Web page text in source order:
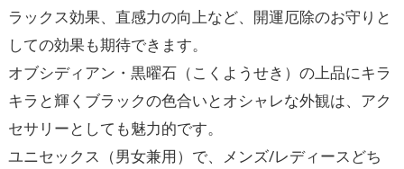
ラックス効果、直感力の向上など、開運厄除のお守りと
しての効果も期待できます。
オブシディアン・黒曜石（こくようせき）の上品にキラ
キラと輝くブラックの色合いとオシャレな外観は、アク
セサリーとしても魅力的です。
ユニセックス（男女兼用）で、メンズ/レディースどち